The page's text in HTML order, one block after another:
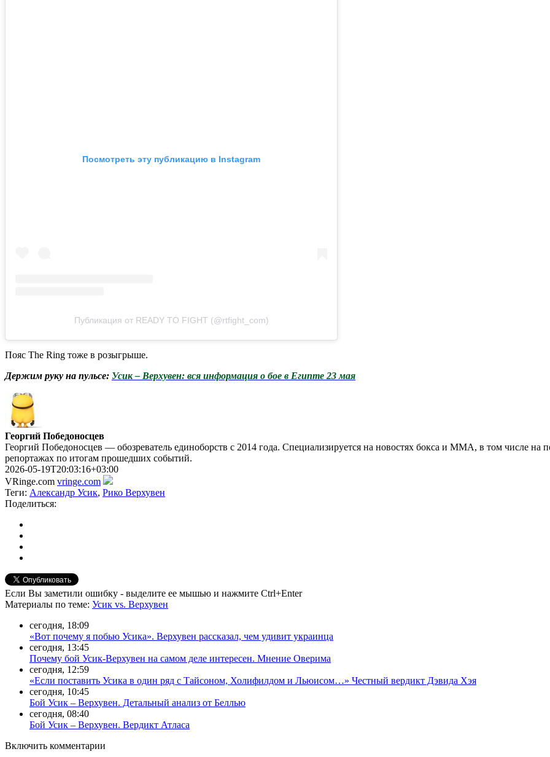
Посмотреть эту публикацию в Instagram
Публикация от READY TO FIGHT (@rtfight_com)
Пояс The Ring тоже в розыгрыше.
Держим руку на пульсе: Усик – Верхувен: вся информация о бое в Египте 23 мая
Георгий Победоносцев
Георгий Победоносцев — обозреватель единоборств с 2014 года. Специализируется на новостях бокса и ММА, в том числе на
репортажах по итогам прошедших событий.
2026-05-19T20:03:16+03:00
VRinge.com vringe.com
Теги: Александр Усик, Рико Верхувен
Поделиться:
Если Вы заметили ошибку - выделите ее мышью и нажмите Ctrl+Enter
Материалы по теме: Усик vs. Верхувен
сегодня, 18:09
«Вот почему я побью Усика». Верхувен рассказал, чем удивит украинца
сегодня, 13:45
Почему бой Усик-Верхувен на самом деле интересен. Мнение Оверима
сегодня, 12:59
«Если поставить Усика в один ряд с Тайсоном, Холифилдом и Льюисом…» Честный вердикт Дэвида Хэя
сегодня, 10:45
Бой Усик – Верхувен. Детальный анализ от Беллью
сегодня, 08:40
Бой Усик – Верхувен. Вердикт Атласа
Включить комментарии